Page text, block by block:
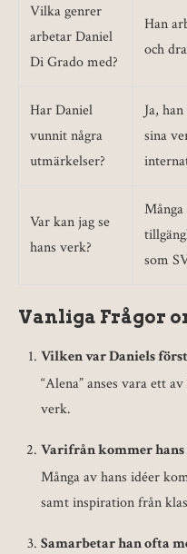
Vilka genrer
arbetar Daniel
Di Grado med?
Han
och
Har Daniel
vunnit några
utmärkelser?
Ja,
sina
Var kan jag se
hans verk?
som
Vanliga Frågor
Vilken var Daniels
“Alena” anses vara ett
verk.
Varifrån kommer
Många av hans idéer
samt inspiration från
Samarbetar han ofta